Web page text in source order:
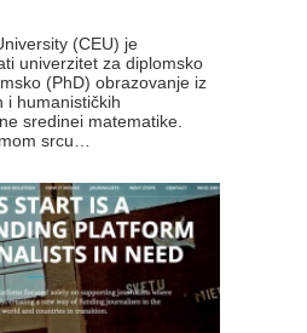
(CEU) je
univerzitet za diplomsko
(PhD) obrazovanje iz
i humanističkih
sredinei matematike.
srcu…